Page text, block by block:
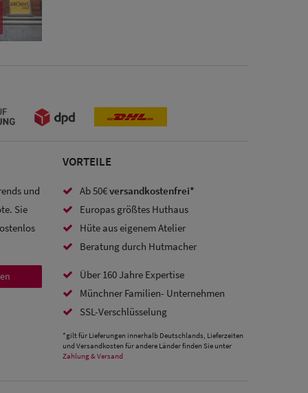
und
Sie
VORTEILE
Ab 50€versandkostenfrei*
Europas größtes Huthaus
Hüte aus eigenem Atelier
Beratung durch Hutmacher
Über 160 Jahre Expertise
Münchner Familien- Unternehmen
SSL-Verschlüsselung
*gilt für Lieferungen innerhalb Deutschlands, Lieferzeiten
und Versandkosten für andere Länder finden Sie unter
Zahlung & Versand